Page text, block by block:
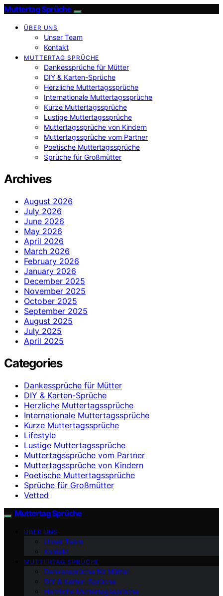
Muttertag Sprüche
ÜBER UNS
Unser Team
Kontakt
MUTTERTAG SPRÜCHE
Dankessprüche für Mütter
DIY & Karten-Sprüche
Herzliche Muttertagssprüche
Internationale Muttertagssprüche
Kurze Muttertagssprüche
Lustige Muttertagssprüche
Muttertagssprüche von Kindern
Muttertagssprüche vom Partner
Poetische Muttertagssprüche
Sprüche für Großmütter
Archives
August 2026
July 2026
June 2026
May 2026
April 2026
March 2026
February 2026
January 2026
December 2025
November 2025
October 2025
September 2025
August 2025
July 2025
April 2025
Categories
Dankessprüche für Mütter
DIY & Karten-Sprüche
Herzliche Muttertagssprüche
Internationale Muttertagssprüche
Kurze Muttertagssprüche
Lifestyle
Lustige Muttertagssprüche
Muttertagssprüche vom Partner
Muttertagssprüche von Kindern
Poetische Muttertagssprüche
Sprüche für Großmütter
Vetted
Muttertag Sprüche
ÜBER UNS
Unser Team
Kontakt
MUTTERTAG SPRÜCHE
Dankessprüche für Mütter
DIY & Karten-Sprüche
Herzliche Muttertagssprüche